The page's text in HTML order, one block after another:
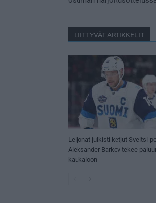
LIITTYVÄT ARTIKKELIT
Leijonat julkisti ketjut Sveitsi-
Aleksander Barkov tekee
kaukaloon